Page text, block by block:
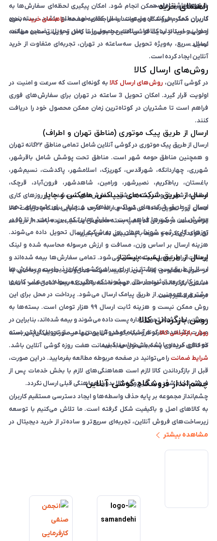
خریدهای اشتباه است.
در کوتاه‌ترین زمان ممکن انجام شود. امکان پیگیری لحظه‌ای سفارش‌ها به
کاربران کمک می‌کند از وضعیت ارسال کالای خود مطلع باشند. بسته‌بندی
اصولی و استاندارد کالاها، سلامت محصول را تا زمان تحویل تضمین می‌کند.
ارسال سریع، به‌ویژه تحویل سه‌ساعته در تهران، تجربه‌ای متفاوت از خرید
آنلاین ایجاد کرده است.
راهنمای خرید
کاربران محترم فروشگاه می‌توانند با مراجعه به صفحه «راهنمای خرید»، نحوه
و فرایند خرید از سایت گوشی آنلاین را به‌صورت کامل و با زبانی ساده مطالعه
نمایند.
روش‌های ارسال کالا
در گوشی آنلاین، روش‌های ارسال کالابه گونه‌ای است که سرعت و امنیت در
اولویت قرار گیرد. امکان تحویل 3 ساعته
در تهران برای سفارش‌های فوری
فراهم است تا مشتریان در کوتاه‌ترین زمان ممکن محصول خود را دریافت
کنند.
ارسال از طریق پیک موتوری (مناطق تهران و اطراف)
ارسال از طریق پیک موتوری در گوشی آنلاین شامل تمامی مناطق ۲۲گانه تهران
و همچنین مناطق حومه شهر است. مناطق تحت پوشش شامل باقرشهر،
شهرری، چهاردانگه، شهرقدس، کهریزک، اسلامشهر، پاکدشت، نسیم‌شهر،
باغستان، رباط‌کریم، نصیرشهر، ورامین، شاهدشهر، فرون‌آباد، قرچک،
صالحیه، شهریار و اندیشه می‌شود.سفارش‌های ثبت‌شده در روزهای کاری
همان روز تحویل داده می‌شوندو ارائه کارت شناسایی هنگام دریافت کالا
الزامی است. در صورتی که پلمپ بسته مخدوش یا آسیب دیده باشد، از دریافت
آن خودداری کرده و سریعاً با پشتیبانی تماس بگیرید.
ارسال از طریق شرکت‌های تیپاکس، ماهکس و چاپار
ارسال از طریق شرکت‌های تیپاکس، ماهکس و چاپار برای شهرهای تحت
پوشش این شرکت‌ها فراهم است. سفارش‌هایی که بین ساعت ۱۰ تا ۱۵ در
روزهای کاری ثبت شوند، همان روز به شرکت ارسال تحویل داده می‌شوند.
هزینه ارسال بر اساس وزن، مسافت و ارزش مرسوله محاسبه شده و لینک
پرداخت برای تحویل‌گیرنده ارسال می‌شود. تمامی سفارش‌ها بیمه شده‌اند و
در صورت مفقودی کالا، پس از تایید شرکت حمل‌ونقل، هزینه پرداختی به
مشتری بازگردانده خواهد شد. توجه داشته باشید که بیمه شامل کسر ۱۰ تا ۱۵
درصد فرانشیز است.
ارسال از طریق پست پیشتاز
ارسال از طریق پست پیشتاز نیز برای سراسر کشور امکان‌پذیر است و سفارش‌ها
در روز کاری بعد از ثبت، ارسال می‌شوند. کد رهگیری مرسوله در حساب کاربری
مشتری و همچنین از طریق پیامک ارسال می‌شود. پرداخت در محل برای این
روش ممکن نیست و هزینه ثابت ارسال ۹۹ هزار تومان است. بسته‌ها به
صورت پلمپ شده تحویل اداره پست داده می‌شوند و بیمه شده‌اند، بنابراین در
صورت مشاهده هرگونه آسیب یا مخدوش بودن پلمپ، از تحویل گرفتن بسته
خودداری کرده و با پشتیبانی تماس بگیرید.
روش بازگردانی کالا
روش بازگردانی کالادر فروشگاه گوشی آنلاین تنها در صورتی امکان‌پذیر است
که کالای خریداری شده مشمول مفاد ضمانت هفت روزه گوشی آنلاین باشد.
شرایط ضمانت را می‌توانید در صفحه مربوطه مطالعه بفرمایید. در این صورت،
قبل از بازگرداندن کالا لازم است هماهنگی‌های لازم با بخش خدمات پس از
فروش انجام شود و به هیچ‌وجه کالا بدون هماهنگی قبلی ارسال نگردد.
چشم‌انداز فروشگاه گوشی آنلاین
چشم‌انداز مجموعه بر پایه حذف واسطه‌ها و ایجاد دسترسی مستقیم کاربران
به کالاهای اصل و باکیفیت شکل گرفته است. ما تلاش می‌کنیم با توسعه
زیرساخت‌های فروش آنلاین، تجربه‌ای سریع‌تر و ساده‌تر از خرید دیجیتال در
ایران ارائه دهیم. تبدیل‌شدن به مرجعی قابل اعتماد برای خرید کالای دیجیتال،
با قدرت به سمت تحقق این چشم‌انداز حرکت می‌کند.
مشاهده بیشتر